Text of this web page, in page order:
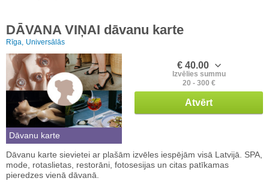
DĀVANA VIŅAI dāvanu karte
Rīga, Universālās
Dāvanu karte
€ 40.00
Izvēlies summu
20 - 300 €
Atvērt
Dāvanu karte sievietei ar plašām izvēles iespējām visā Latvijā. SPA,
mode, rotaslietas, restorāni, fotosesijas un citas patīkamas
pieredzes vienā dāvanā.